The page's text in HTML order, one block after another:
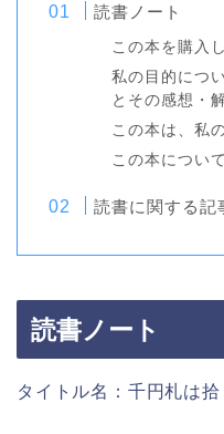
読書ノート
この本を購入
私の目的につ
とその感想・
この本は、私
この本につい
読書に関する記
読書ノート
タイトル名：千円札は拾